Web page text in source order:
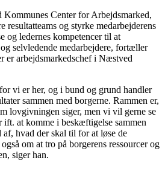
Center for Arbejdsmarked,
resultatteams og styrke medarbejderens
og ledernes kompetencer til at
selvledende medarbejdere, fortæller
er arbejdsmarkedschef i Næstved
vi er her, og i bund og grund handler
sammen med borgerne. Rammen er,
lovgivningen siger, men vi vil gerne se
ift. at komme i beskæftigelse sammen
hvad der skal til for at løse de
om at tro på borgerens ressourcer og
siger han.